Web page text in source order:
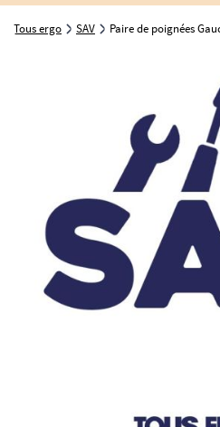
Tous ergo SAV Paire de poignées